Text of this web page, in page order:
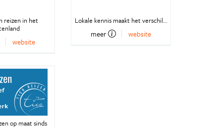
reizen in het
website
Lokale kennis maakt het verschil...
meer website
op maat sinds